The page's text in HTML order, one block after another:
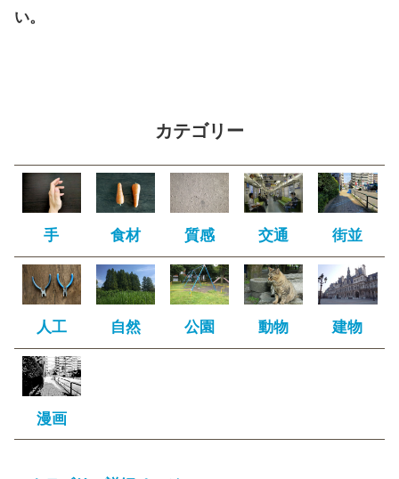
い。
カテゴリー
手 食材 質感 交通 街並
人工 自然 公園 動物 建物
漫画